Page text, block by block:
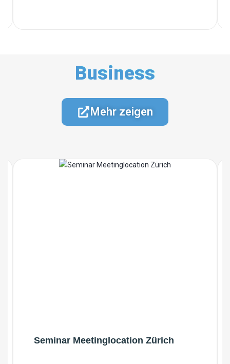
Business
Mehr zeigen
Seminar Meetinglocation Zürich